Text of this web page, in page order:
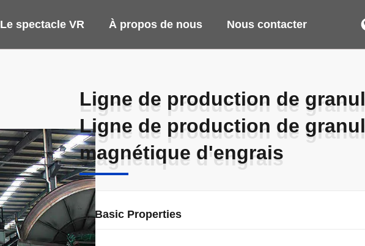
Le spectacle VR À propos de nous Nous contacter
Ligne de production de
Ligne de production de
magnétique d'engrais
Ligne de production de
Ligne de production de
magnétique d'engrais
Basic Properties